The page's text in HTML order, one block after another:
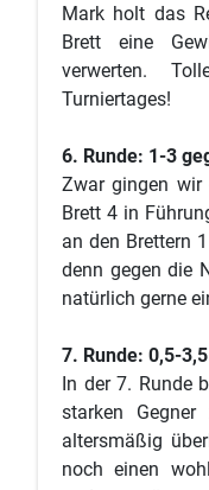
Mark holt das
Brett eine
verwerten.
Turniertages!
6. Runde: 1-3
Zwar gingen wir
Brett 4 in
an den Brettern
denn gegen die
natürlich gerne
7. Runde: 0,5-
In der 7. Runde
starken
altersmäßig
noch einen